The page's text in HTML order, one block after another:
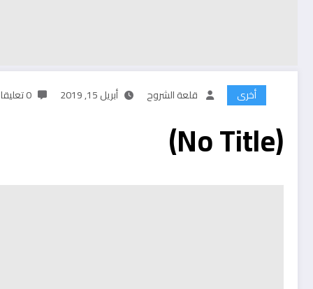
أخرى قلعة الشروح أبريل 15, 2019 0 تعليقات
(No Title)